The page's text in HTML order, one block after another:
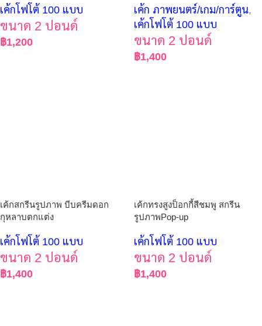
เค้กโฟโต้ 100 แบบ
ขนาด 2 ปอนด์
฿1,200
เค้ก ภาพยนตร์/เกม/การ์ตูน,
เค้กโฟโต้ 100 แบบ
ขนาด 2 ปอนด์
฿1,400
เค้กสกรีนรูปภาพ บีบครีมดอก
กุหลาบตกแต่ง
เค้กโฟโต้ 100 แบบ
ขนาด 2 ปอนด์
฿1,400
เค้กทรงสูงป็อกกี้สีชมพู สกรีน
รูปภาพPop-up
เค้กโฟโต้ 100 แบบ
ขนาด 2 ปอนด์
฿1,400